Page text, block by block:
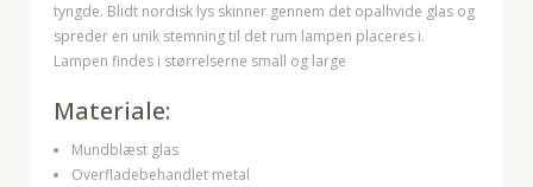
tyngde. Blidt nordisk lys skinner gennem det opalhvide glas og
spreder en unik stemning til det rum lampen placeres i.
Lampen findes i størrelserne small og large
Materiale:
Mundblæst glas
Overfladebehandlet metal